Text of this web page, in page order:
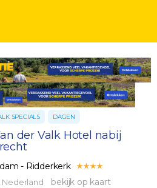
SPECIALS DAGEN
der Valk Hotel nabij
- Ridderkerk
Nederland bekijk op kaart